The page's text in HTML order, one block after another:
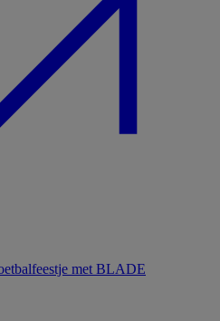
met BLADE